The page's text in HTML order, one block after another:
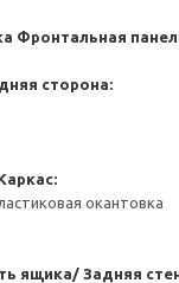
Фронтальная
сторона:
окантовка
ящика/ Задняя